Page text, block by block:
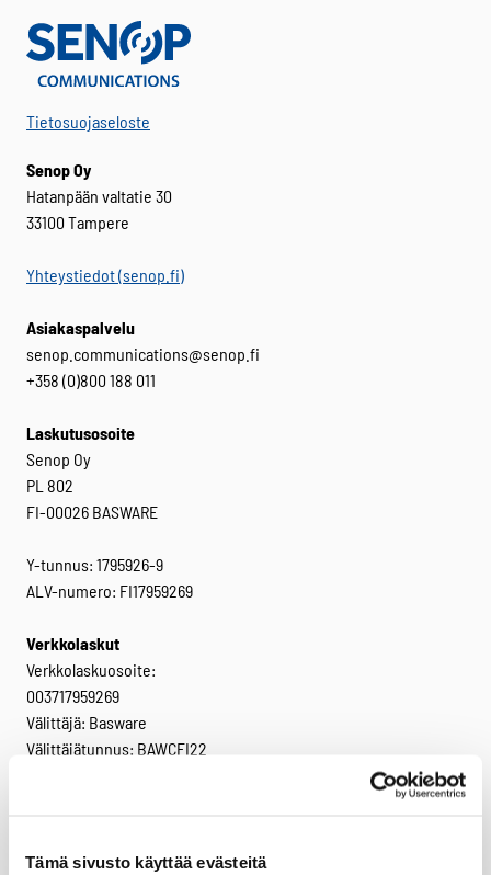
Tämä sivusto käyttää evästeitä
Tietosuojaseloste
Senop Oy
Hatanpään valtatie 30
33100 Tampere
Yhteystiedot (senop.fi)
Asiakaspalvelu
senop.communications@senop.fi
+358 (0)800 188 011
Laskutusosoite
Senop Oy
PL 802
FI-00026 BASWARE
Y-tunnus: 1795926-9
ALV-numero: FI17959269
Verkkolaskut
Verkkolaskuosoite:
003717959269
Välittäjä: Basware
Välittäjätunnus: BAWCFI22
Tuotteet